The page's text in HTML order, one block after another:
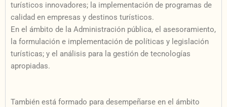
turísticos innovadores; la implementación de programas de
calidad en empresas y destinos turísticos.
En el ámbito de la Administración pública, el asesoramiento,
la formulación e implementación de políticas y legislación
turísticas; y el análisis para la gestión de tecnologías
apropiadas.
También está formado para desempeñarse en el ámbito